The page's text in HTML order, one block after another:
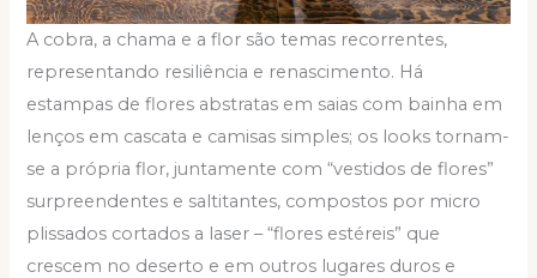
A cobra, a chama e a flor são temas recorrentes,
representando resiliência e renascimento. Há
estampas de flores abstratas em saias com bainha em
lenços em cascata e camisas simples; os looks tornam-
se a própria flor, juntamente com “vestidos de flores”
surpreendentes e saltitantes, compostos por micro
plissados cortados a laser – “flores estéreis” que
crescem no deserto e em outros lugares duros e